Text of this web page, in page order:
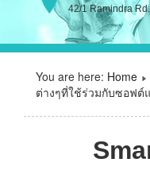
42/1 Ramindra
You are here: Home
ต่างๆที่ใช้ร่วมกับซอฟต์